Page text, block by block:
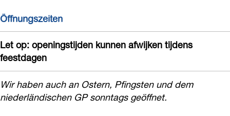
i
j
e
k
i
n
j
e
k
i
n
d
Öffnungszeiten
Let op: openingstijden kunnen afwijken tijdens
feestdagen
Wir haben auch an Ostern, Pfingsten und dem
niederländischen GP sonntags geöffnet.